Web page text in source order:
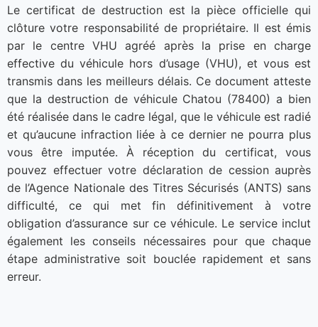
Le certificat de destruction est la pièce officielle qui
clôture votre responsabilité de propriétaire. Il est émis
par le centre VHU agréé après la prise en charge
effective du véhicule hors d’usage (VHU), et vous est
transmis dans les meilleurs délais. Ce document atteste
que la destruction de véhicule Chatou (78400) a bien
été réalisée dans le cadre légal, que le véhicule est radié
et qu’aucune infraction liée à ce dernier ne pourra plus
vous être imputée. À réception du certificat, vous
pouvez effectuer votre déclaration de cession auprès
de l’Agence Nationale des Titres Sécurisés (ANTS) sans
difficulté, ce qui met fin définitivement à votre
obligation d’assurance sur ce véhicule. Le service inclut
également les conseils nécessaires pour que chaque
étape administrative soit bouclée rapidement et sans
erreur.